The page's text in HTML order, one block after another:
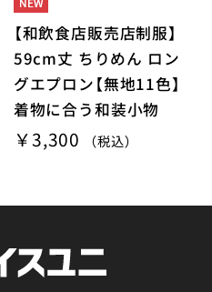
【和飲食店販売店制服】
59cm丈 ちりめん ロン
グエプロン【無地11色】
着物に合う和装小物
￥3,300 （税込）